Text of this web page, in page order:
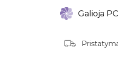
Galioja